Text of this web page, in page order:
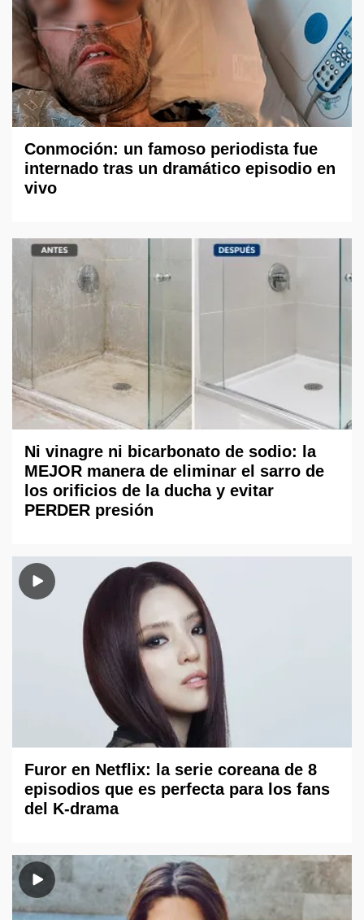
Conmoción: un famoso periodista fue
internado tras un dramático episodio en
vivo
Ni vinagre ni bicarbonato de sodio: la
MEJOR manera de eliminar el sarro de
los orificios de la ducha y evitar
PERDER presión
Furor en Netflix: la serie coreana de 8
episodios que es perfecta para los fans
del K-drama